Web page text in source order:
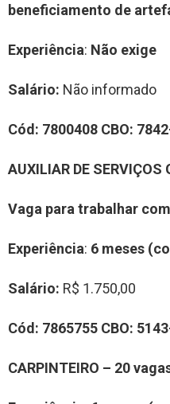
beneficiamento de
Experiência: Não exige
Salário: Não informado
Cód: 7800408 CBO:
AUXILIAR DE SERVIÇOS
Vaga para trabalhar
Experiência: 6 meses
Salário: R$ 1.750,00
Cód: 7865755 CBO:
CARPINTEIRO – 20